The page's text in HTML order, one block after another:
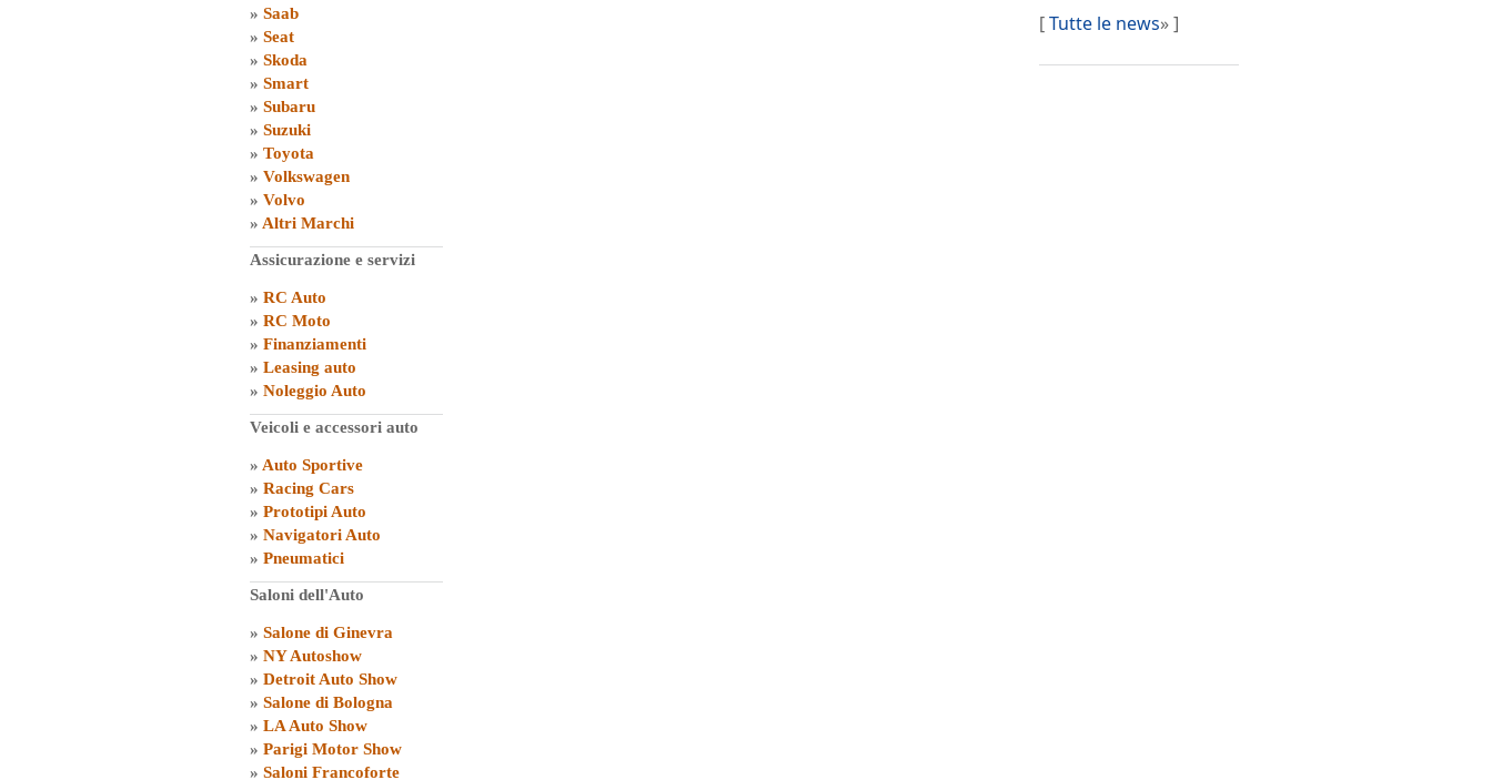
» Saab
» Seat
» Skoda
» Smart
» Subaru
» Suzuki
» Toyota
» Volkswagen
» Volvo
» Altri Marchi
Assicurazione e servizi
» RC Auto
» RC Moto
» Finanziamenti
» Leasing auto
» Noleggio Auto
Veicoli e accessori auto
» Auto Sportive
» Racing Cars
» Prototipi Auto
» Navigatori Auto
» Pneumatici
Saloni dell'Auto
» Salone di Ginevra
» NY Autoshow
» Detroit Auto Show
» Salone di Bologna
» LA Auto Show
» Parigi Motor Show
» Saloni Francoforte
[Tutte le news» ]